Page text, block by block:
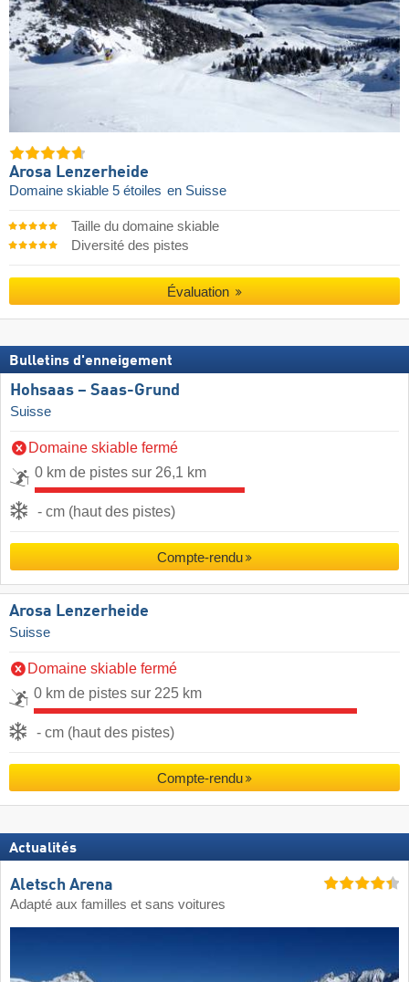
Arosa Lenzerheide
Domaine skiable 5 étoiles en Suisse
Taille du domaine skiable
Diversité des pistes
Évaluation
Bulletins d'enneigement
Hohsaas – Saas-Grund
Suisse
Domaine skiable fermé
0 km de pistes sur 26,1 km
- cm (haut des pistes)
Compte-rendu
Arosa Lenzerheide
Suisse
Domaine skiable fermé
0 km de pistes sur 225 km
- cm (haut des pistes)
Compte-rendu
Actualités
Aletsch Arena
Adapté aux familles et sans voitures